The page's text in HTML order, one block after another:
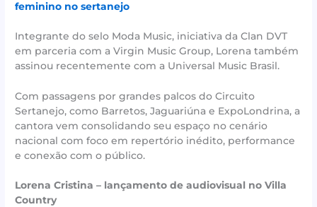
feminino no sertanejo
Integrante do selo Moda Music, iniciativa da Clan DVT
em parceria com a Virgin Music Group, Lorena também
assinou recentemente com a Universal Music Brasil.
Com passagens por grandes palcos do Circuito
Sertanejo, como Barretos, Jaguariúna e ExpoLondrina, a
cantora vem consolidando seu espaço no cenário
nacional com foco em repertório inédito, performance
e conexão com o público.
Lorena Cristina – lançamento de audiovisual no Villa
Country